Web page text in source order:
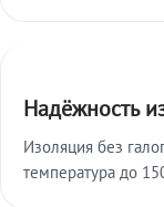
Надёжность
Изоляция без
температура до